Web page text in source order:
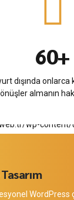
6
7
8
9
0
4
6
7
8
9
0
8
0+
dışında
almanın
WordPress